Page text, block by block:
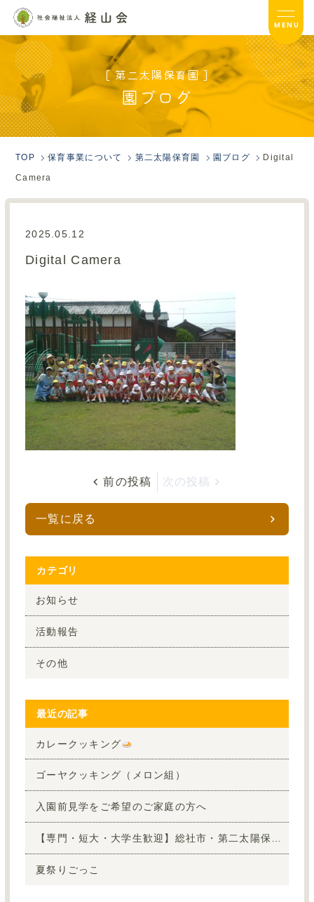
第二太陽保育園TOP
サービス内容
入園のご案内
園ブログ
フォトアルバム
資料ダウンロード
お問い合わせ
サイトマップ
採用情報TOP
保育事業TOP
MENU
[ 第二太陽保育園 ]
園ブログ
TOP 保育事業について 第二太陽保育園 園ブログ Digital
Camera
2025.05.12
Digital Camera
前の投稿 次の投稿
一覧に戻る
カテゴリ
お知らせ
活動報告
その他
最近の記事
カレークッキング
ゴーヤクッキング（メロン組）
入園前見学をご希望のご家庭の方へ
【専門・短大・大学生歓迎】総社市・第二太陽保育園で夏休みボランティア！8月の参加者大募集
夏祭りごっこ